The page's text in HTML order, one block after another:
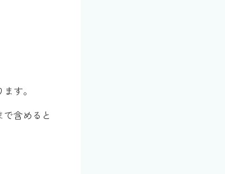
す。
含めると